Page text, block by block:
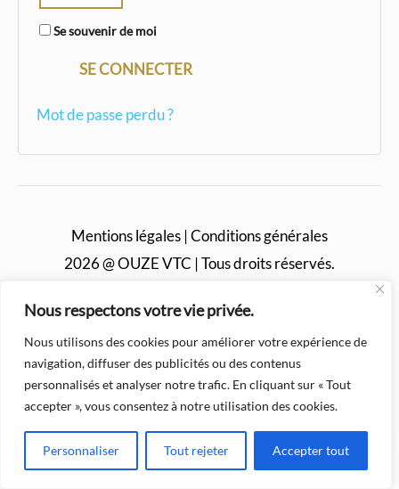
Nous respectons votre vie privée.
Nous utilisons des cookies pour améliorer votre expérience de
navigation, diffuser des publicités ou des contenus
personnalisés et analyser notre trafic. En cliquant sur « Tout
accepter », vous consentez à notre utilisation des cookies.
Personnaliser Tout rejeter Accepter tout
Se souvenir de moi
SE CONNECTER
Mot de passe perdu ?
Mentions légales |Conditions générales
2026 @ OUZE VTC | Tous droits réservés.